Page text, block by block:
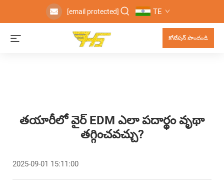
[email protected] TE
కోటేషన్ పొందండి
తయారీలో వైర్ EDM ఎలా పదార్థం వృథా
తగ్గించవచ్చు?
2025-09-01 15:11:00